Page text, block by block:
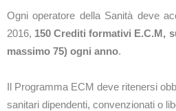
Ogni operatore della Sanità deve
2016, 150 Crediti formativi E.C.M,
massimo 75) ogni anno.
Il Programma ECM deve ritenersi
sanitari dipendenti, convenzionati o